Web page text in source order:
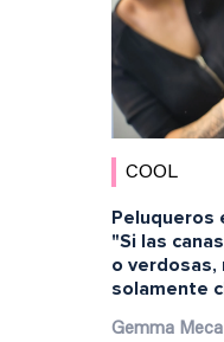
COOL
Peluqueros
"Si las
o verdosas,
solamente
Gemma Meca